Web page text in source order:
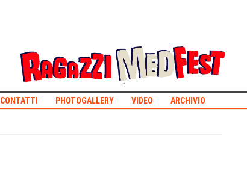
CONTATTI PHOTOGALLERY VIDEO ARCHIVIO